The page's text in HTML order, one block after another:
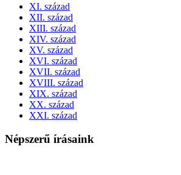
XI. század
XII. század
XIII. század
XIV. század
XV. század
XVI. század
XVII. század
XVIII. század
XIX. század
XX. század
XXI. század
Népszerű írásaink